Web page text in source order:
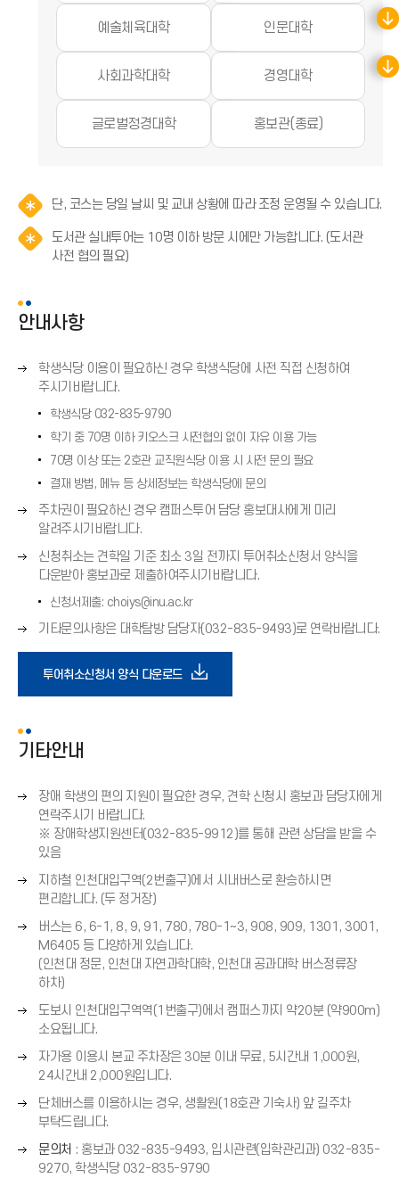
예술체육대학 인문대학
사회과학대학 경영대학
글로벌정경대학 홍보관(종료)
단, 코스는 당일 날씨 및 교내 상황에 따라 조정 운영될 수 있습니다.알
도서관 실내투어는 10명 이하 방문 시에만 가능합니다. (도서관
사전 협의 필요)알
콘
안내사항
오
른
살
표
(
학생식당 이용이 필요하신 경우 학생식당에 사전 직접 신청하여
주시기바랍니다.
학생식당 032-835-9790
학기 중 70명 이하 키오스크 사전협의 없이 자유 이용 가능
70명 이상 또는 2호관 교직원식당 이용 시 사전 문의 필요
결재 방법, 메뉴 등 상세정보는 학생식당에 문의
오
른
쪽
화
살
표
(
주차권이 필요하신 경우 캠퍼스투어 담당 홍보대사에게 미리
알려주시기바랍니다.
오
른
살
표
신청취소는 견학일 기준 최소 3일 전까지 투어취소신청서 양식을
다운받아 홍보과로 제출하여주시기바랍니다.
신청서제출: choiys@inu.ac.kr
오
쪽
화
(
→
기타문의사항은 대학탐방 담당자(032-835-9493)로 연락바랍니다.
투어취소신청서 양식 다운로드다
콘
기타안내
오
른
쪽
화
살
표
(
→
)
장애 학생의 편의 지원이 필요한 경우, 견학 신청시 홍보과 담당자에게
연락주시기 바랍니다.
※ 장애학생지원센터(032-835-9912)를 통해 관련 상담을 받을 수
있음
오
른
쪽
화
살
표
(
→
)
지하철 인천대입구역(2번출구)에서 시내버스로 환승하시면
편리합니다. (두 정거장)
오
른
쪽
화
살
표
(
→
)
버스는 6, 6-1, 8, 9, 91, 780, 780-1~3, 908, 909, 1301, 3001,
M6405 등 다양하게 있습니다.
(인천대 정문, 인천대 자연과학대학, 인천대 공과대학 버스정류장
하차)
오
른
쪽
화
살
표
(
→
)
도보시 인천대입구역역(1번출구)에서 캠퍼스까지 약20분 (약900m)
소요됩니다.
오
른
쪽
화
살
표
(
자가용 이용시 본교 주차장은 30분 이내 무료, 5시간내 1,000원,
24시간내 2,000원입니다.
오
른
쪽
화
살
단체버스를 이용하시는 경우, 생활원(18호관 기숙사) 앞 길주차
부탁드립니다.
오
른
문의처 : 홍보과 032-835-9493, 입시관련(입학관리과) 032-835-
9270, 학생식당 032-835-9790